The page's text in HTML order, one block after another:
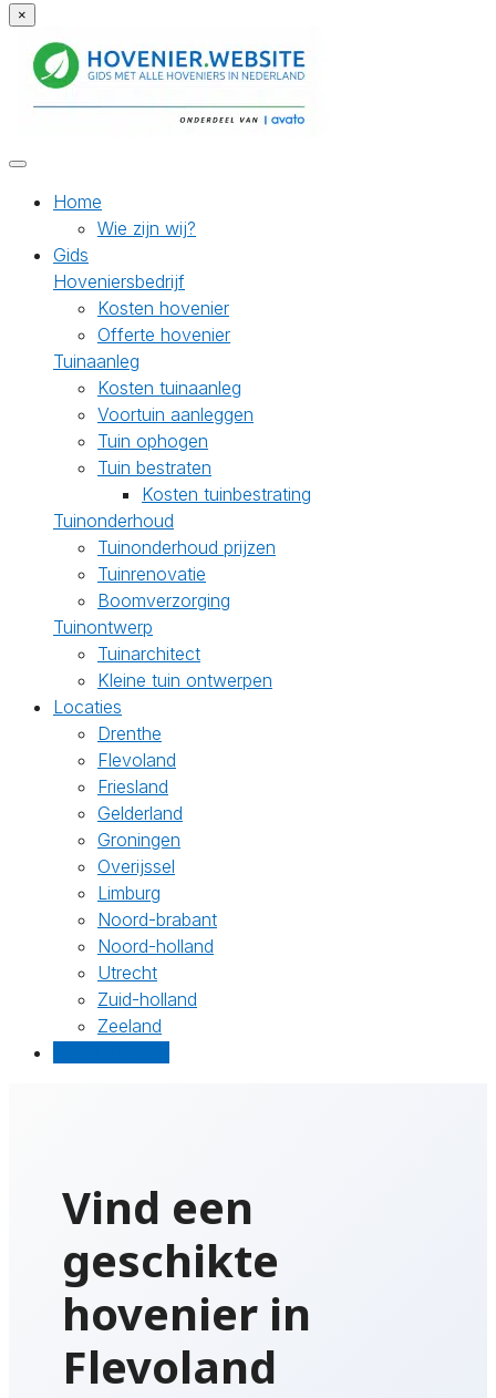
×
Home
Wie zijn wij?
Gids
Hoveniersbedrijf
Kosten hovenier
Offerte hovenier
Tuinaanleg
Kosten tuinaanleg
Voortuin aanleggen
Tuin ophogen
Tuin bestraten
Kosten tuinbestrating
Tuinonderhoud
Tuinonderhoud prijzen
Tuinrenovatie
Boomverzorging
Tuinontwerp
Tuinarchitect
Kleine tuin ontwerpen
Locaties
Drenthe
Flevoland
Friesland
Gelderland
Groningen
Overijssel
Limburg
Noord-brabant
Noord-holland
Utrecht
Zuid-holland
Zeeland
Vind een
geschikte
hovenier in
Flevoland